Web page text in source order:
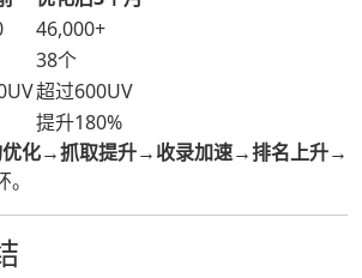
46,000+
38个
超过600UV
提升180%
优化→抓取提升→收录加速→排名上升→